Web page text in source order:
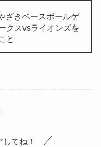
ざきベースボールゲ
クスvsライオンズを
と
てね！